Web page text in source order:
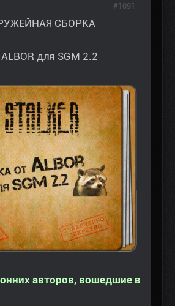
СБОРКА
для SGM 2.2
авторов, вошедшие в
#1091